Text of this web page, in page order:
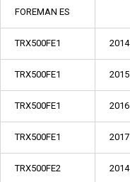
FOREMAN ES
TRX500FE1 2014
TRX500FE1 2015
TRX500FE1 2016
TRX500FE1 2017
TRX500FE2 2014